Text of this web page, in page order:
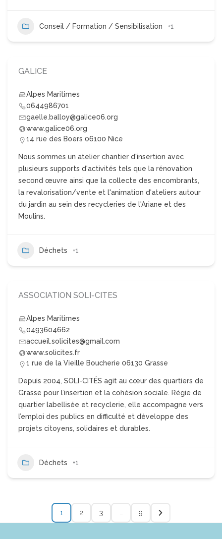
Conseil / Formation / Sensibilisation +1
GALICE
Alpes Maritimes
0644986701
gaelle.balloy@galice06.org
www.galice06.org
14 rue des Boers 06100 Nice
Nous sommes un atelier chantier d'insertion avec
plusieurs supports d'activités tels que la rénovation
second œuvre ainsi que la collecte des encombrants,
la revalorisation/vente et l'animation d'ateliers autour
du jardin au sein des recycleries de l'Ariane et des
Moulins.
Déchets +1
ASSOCIATION SOLI-CITES
Alpes Maritimes
0493604662
accueil.solicites@gmail.com
www.solicites.fr
1 rue de la Vieille Boucherie 06130 Grasse
Depuis 2004, SOLI-CITÉS agit au cœur des quartiers de
Grasse pour l’insertion et la cohésion sociale. Régie de
quartier labellisée et recyclerie, elle accompagne vers
l’emploi des publics en difficulté et développe des
projets citoyens, solidaires et durables.
Déchets +1
1 2 3 … 9